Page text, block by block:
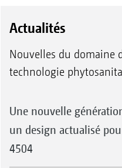
Actualités
Nouvelles du domaine
technologie
Une nouvelle
un design actualisé
4504